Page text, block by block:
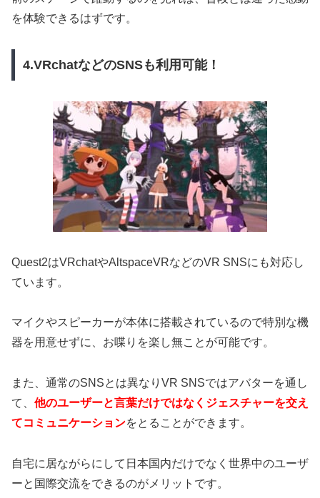
を体験できるはずです。
4.VRchatなどのSNSも利用可能！
Quest2はVRchatやAltspaceVRなどのVR SNSにも対応し
ています。
マイクやスピーカーが本体に搭載されているので特別な機
器を用意せずに、お喋りを楽し無ことが可能です。
また、通常のSNSとは異なりVR SNSではアバターを通し
て、 他のユーザーと言葉だけではなくジェスチャーを交え
てコミュニケーションをとることができます。
自宅に居ながらにして日本国内だけでなく世界中のユーザ
ーと国際交流をできるのがメリットです。